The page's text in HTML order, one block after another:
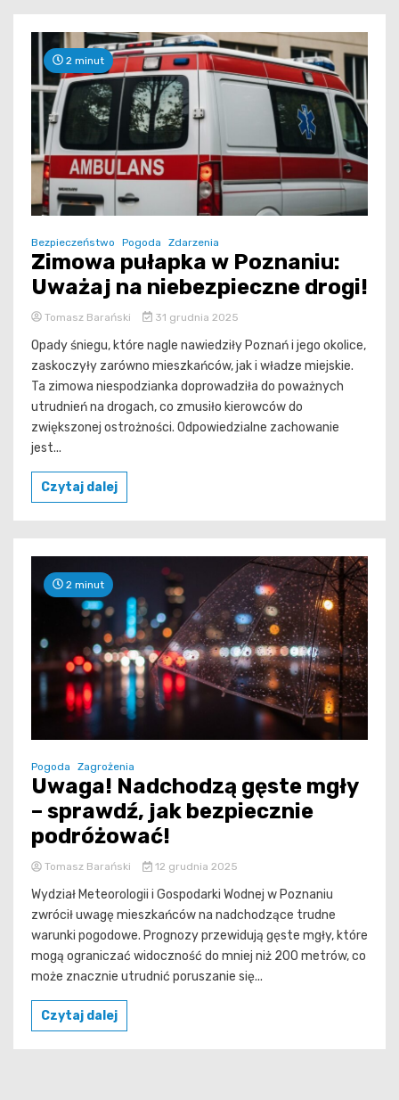
2 minut
Bezpieczeństwo Pogoda Zdarzenia
Zimowa pułapka w Poznaniu:
Uważaj na niebezpieczne drogi!
Tomasz Barański 31 grudnia 2025
Opady śniegu, które nagle nawiedziły Poznań i jego okolice,
zaskoczyły zarówno mieszkańców, jak i władze miejskie.
Ta zimowa niespodzianka doprowadziła do poważnych
utrudnień na drogach, co zmusiło kierowców do
zwiększonej ostrożności. Odpowiedzialne zachowanie
jest...
Czytaj dalej
2 minut
Pogoda Zagrożenia
Uwaga! Nadchodzą gęste mgły
– sprawdź, jak bezpiecznie
podróżować!
Tomasz Barański 12 grudnia 2025
Wydział Meteorologii i Gospodarki Wodnej w Poznaniu
zwrócił uwagę mieszkańców na nadchodzące trudne
warunki pogodowe. Prognozy przewidują gęste mgły, które
mogą ograniczać widoczność do mniej niż 200 metrów, co
może znacznie utrudnić poruszanie się...
Czytaj dalej